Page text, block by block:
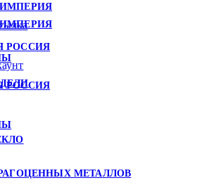
РОССИЯ
МЕТАЛЛОВ
РОССИЯ